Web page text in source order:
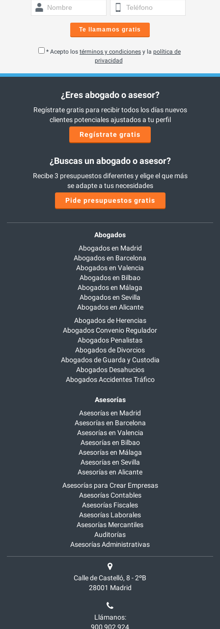
Te llamamos gratis
* Acepto los términos y condiciones y la política de
privacidad
¿Eres abogado o asesor?
Regístrate gratis para recibir todos los días nuevos
clientes potenciales ajustados a tu perfil
Regístrate gratis
¿Buscas un abogado o asesor?
Recibe 3 presupuestos diferentes y elige el que más
se adapte a tus necesidades
Pide presupuestos gratis
Abogados
Abogados en Madrid
Abogados en Barcelona
Abogados en Valencia
Abogados en Bilbao
Abogados en Málaga
Abogados en Sevilla
Abogados en Alicante
Abogados de Herencias
Abogados Convenio Regulador
Abogados Penalistas
Abogados de Divorcios
Abogados de Guarda y Custodia
Abogados Desahucios
Abogados Accidentes Tráfico
Asesorías
Asesorías en Madrid
Asesorías en Barcelona
Asesorías en Valencia
Asesorías en Bilbao
Asesorías en Málaga
Asesorías en Sevilla
Asesorías en Alicante
Asesorías para Crear Empresas
Asesorías Contables
Asesorías Fiscales
Asesorías Laborales
Asesorías Mercantiles
Auditorías
Asesorías Administrativas
Calle de Castelló, 8 - 2ºB
28001 Madrid
Llámanos:
900 902 924